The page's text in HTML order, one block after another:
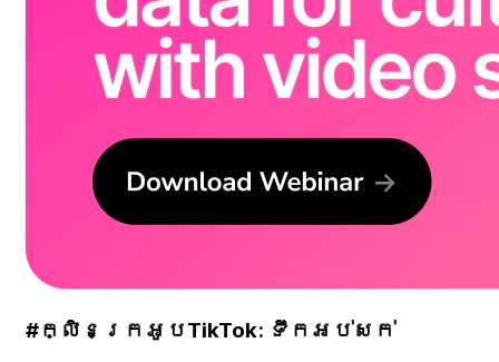
#ក្លិនក្រអូបTikTok: ទឹកអប់សក់